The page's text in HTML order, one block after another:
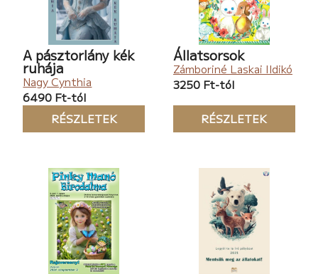
A pásztorlány kék
ruhája
Nagy Cynthia
6490 Ft-tól
RÉSZLETEK
Állatsorsok
Zámboriné Laskai Ildikó
3250 Ft-tól
RÉSZLETEK